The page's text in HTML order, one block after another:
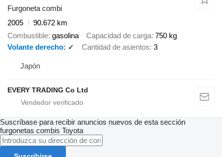
Furgoneta combi
2005
90.672 km
Combustible gasolina Capacidad de carga 750 kg
Volante derecho
✓ Cantidad de asientos 3
Japón
EVERY TRADING Co Ltd
Suscríbase para recibir anuncios nuevos de esta sección
furgonetas combis Toyota